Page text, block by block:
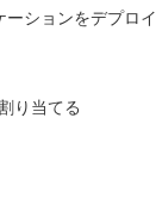
ションをデプロ
り当てる